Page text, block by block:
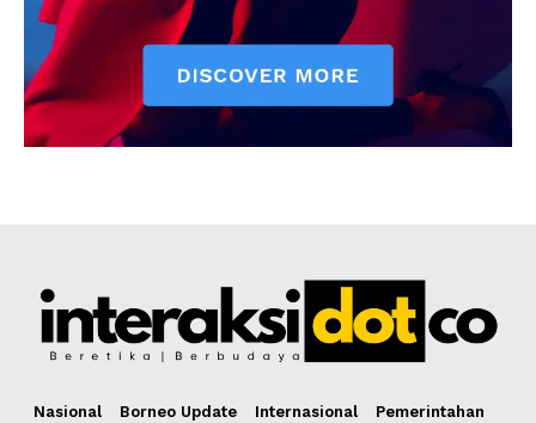
Nasional Borneo Update Internasional
Pemerintahan